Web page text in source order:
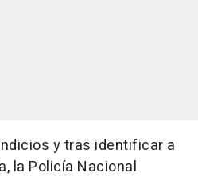
y tras identificar a
la Policía Nacional